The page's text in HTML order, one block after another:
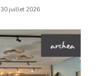
30 juillet 2026